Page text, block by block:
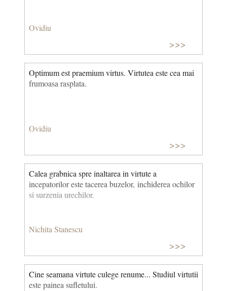
Ovidiu
>>>
Optimum est praemium virtus. Virtutea este cea mai
frumoasa rasplata.
Ovidiu
>>>
Calea grabnica spre inaltarea in virtute a
incepatorilor este tacerea buzelor, inchiderea ochilor
si surzenia urechilor.
Nichita Stanescu
>>>
Cine seamana virtute culege renume... Studiul virtutii
este painea sufletului.